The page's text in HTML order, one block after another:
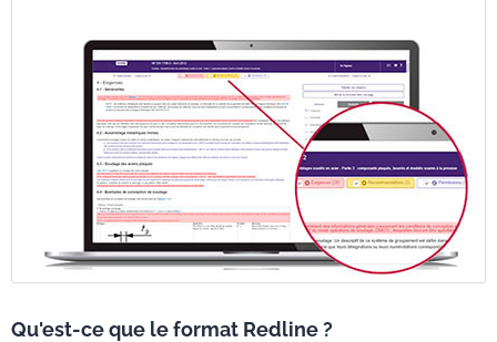
Qu'est-ce que le format Redline ?